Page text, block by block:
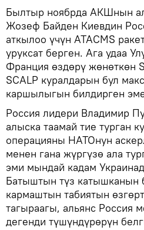
Былтыр ноябрда АКШнын
Жозеф Байден Киевдин
аткылоо үчүн ATACMS
уруксат берген. Ага удаа
Франция өздөрү жөнөткөн
SCALP куралдарын бул
каршылыгын билдирген
Россия лидери Владимир
алыска таамай тие турган
операцияны НАТОнун
менен гана жүргүзө ала
эми мындай кадам
Батыштын түз катышканын
кармаштын табиятын
тагыраагы, альянс Россия
дегенди түшүндүрөрүн